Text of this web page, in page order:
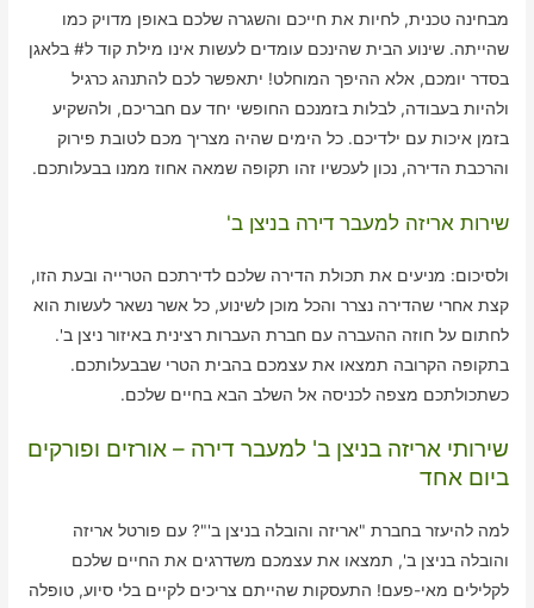
מבחינה טכנית, לחיות את חייכם והשגרה שלכם באופן מדויק כמו
שהייתה. שינוע הבית שהינכם עומדים לעשות אינו מילת קוד ל# בלאגן
בסדר יומכם, אלא ההיפך המוחלט! יתאפשר לכם להתנהג כרגיל
ולהיות בעבודה, לבלות בזמנכם החופשי יחד עם חבריכם, ולהשקיע
בזמן איכות עם ילדיכם. כל הימים שהיה מצריך מכם לטובת פירוק
והרכבת הדירה, נכון לעכשיו זהו תקופה שמאה אחוז ממנו בבעלותכם.
שירות אריזה למעבר דירה בניצן ב'
ולסיכום: מניעים את תכולת הדירה שלכם לדירתכם הטרייה ובעת הזו,
קצת אחרי שהדירה נצרר והכל מוכן לשינוע, כל אשר נשאר לעשות הוא
לחתום על חוזה ההעברה עם חברת העברות רצינית באיזור ניצן ב'.
בתקופה הקרובה תמצאו את עצמכם בהבית הטרי שבבעלותכם.
כשתכולתכם מצפה לכניסה אל השלב הבא בחיים שלכם.
שירותי אריזה בניצן ב' למעבר דירה – אורזים ופורקים
ביום אחד
למה להיעזר בחברת "אריזה והובלה בניצן ב'"? עם פורטל אריזה
והובלה בניצן ב', תמצאו את עצמכם משדרגים את החיים שלכם
לקלילים מאי-פעם! התעסקות שהייתם צריכים לקיים בלי סיוע, טופלה